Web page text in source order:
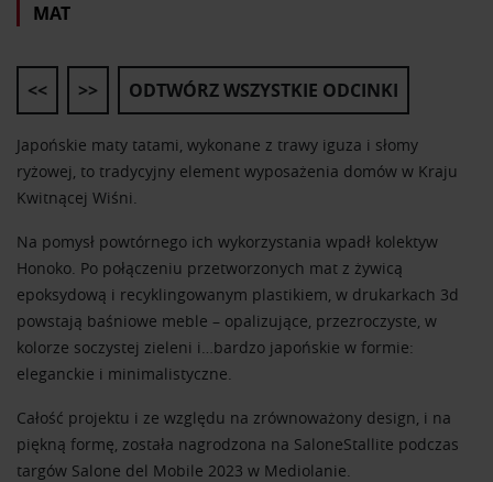
MAT
Japońskie maty tatami, wykonane z trawy iguza i słomy
ryżowej, to tradycyjny element wyposażenia domów w Kraju
Kwitnącej Wiśni.
Na pomysł powtórnego ich wykorzystania wpadł kolektyw
Honoko. Po połączeniu przetworzonych mat z żywicą
epoksydową i recyklingowanym plastikiem, w drukarkach 3d
powstają baśniowe meble – opalizujące, przezroczyste, w
kolorze soczystej zieleni i…bardzo japońskie w formie:
eleganckie i minimalistyczne.
Całość projektu i ze względu na zrównoważony design, i na
piękną formę, została nagrodzona na SaloneStallite podczas
targów Salone del Mobile 2023 w Mediolanie.
<< >> ODTWÓRZ WSZYSTKIE ODCINKI